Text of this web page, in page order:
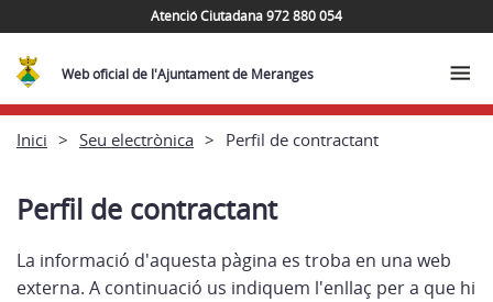
Atenció Ciutadana 972 880 054
Web oficial de l'Ajuntament de Meranges
Inici Seu electrònica Perfil de contractant
Perfil de contractant
La informació d'aquesta pàgina es troba en una web
externa. A continuació us indiquem l'enllaç per a que hi